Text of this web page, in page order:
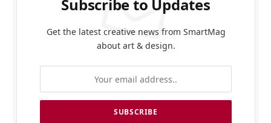
Subscribe to Updates
Get the latest creative news from SmartMag
about art & design.